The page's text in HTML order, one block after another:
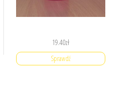
19.40zł
Sprawdź